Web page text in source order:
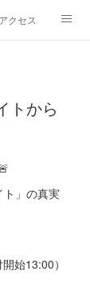
アクセス
トから
ト」の真実
始13:00）